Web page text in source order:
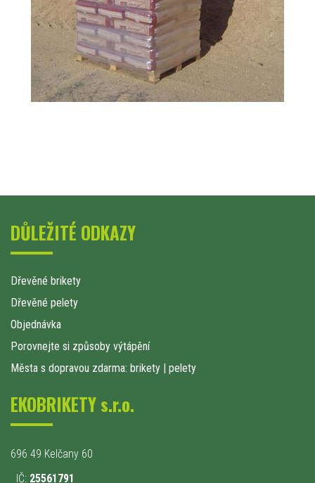
DŮLEŽITÉ ODKAZY
Dřevěné brikety
Dřevěné pelety
Objednávka
Porovnejte si způsoby výtápění
Města s dopravou zdarma: brikety | pelety
EKOBRIKETY s.r.o.
696 49 Kelčany 60
IČ: 25561791